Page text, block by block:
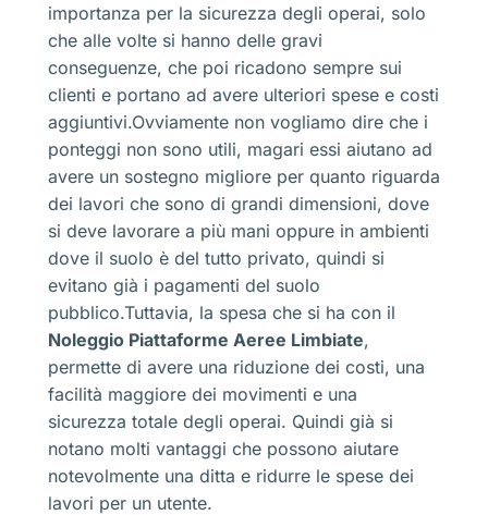
importanza per la sicurezza degli operai, solo
che alle volte si hanno delle gravi
conseguenze, che poi ricadono sempre sui
clienti e portano ad avere ulteriori spese e costi
aggiuntivi.Ovviamente non vogliamo dire che i
ponteggi non sono utili, magari essi aiutano ad
avere un sostegno migliore per quanto riguarda
dei lavori che sono di grandi dimensioni, dove
si deve lavorare a più mani oppure in ambienti
dove il suolo è del tutto privato, quindi si
evitano già i pagamenti del suolo
pubblico.Tuttavia, la spesa che si ha con il
Noleggio Piattaforme Aeree Limbiate,
permette di avere una riduzione dei costi, una
facilità maggiore dei movimenti e una
sicurezza totale degli operai. Quindi già si
notano molti vantaggi che possono aiutare
notevolmente una ditta e ridurre le spese dei
lavori per un utente.